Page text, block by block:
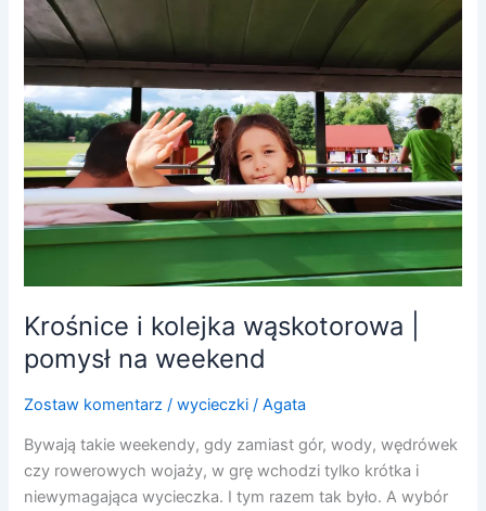
Krośnice i kolejka wąskotorowa |
pomysł na weekend
Zostaw komentarz /wycieczki /Agata
Bywają takie weekendy, gdy zamiast gór, wody, wędrówek
czy rowerowych wojaży, w grę wchodzi tylko krótka i
niewymagająca wycieczka. I tym razem tak było. A wybór
kolejka
wąskotorowa
pomysł
na
weekend